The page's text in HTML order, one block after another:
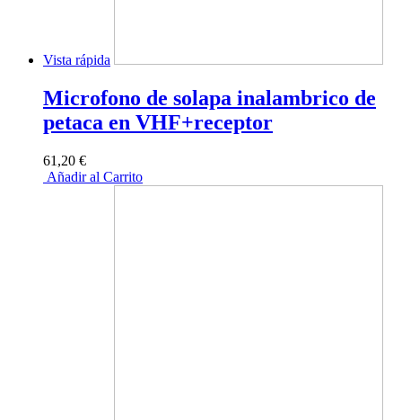
Vista rápida
Microfono de solapa inalambrico de
petaca en VHF+receptor
61,20 €
Añadir al Carrito